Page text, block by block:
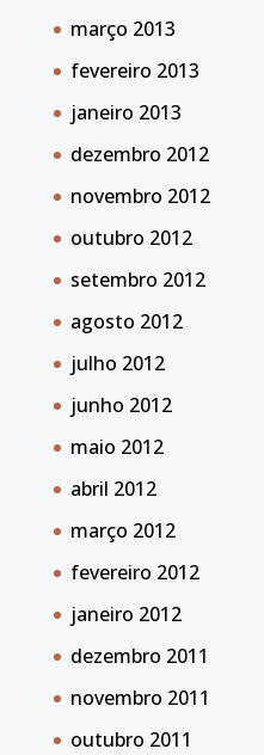
março 2013
fevereiro 2013
janeiro 2013
dezembro 2012
novembro 2012
outubro 2012
setembro 2012
agosto 2012
julho 2012
junho 2012
maio 2012
abril 2012
março 2012
fevereiro 2012
janeiro 2012
dezembro 2011
novembro 2011
outubro 2011